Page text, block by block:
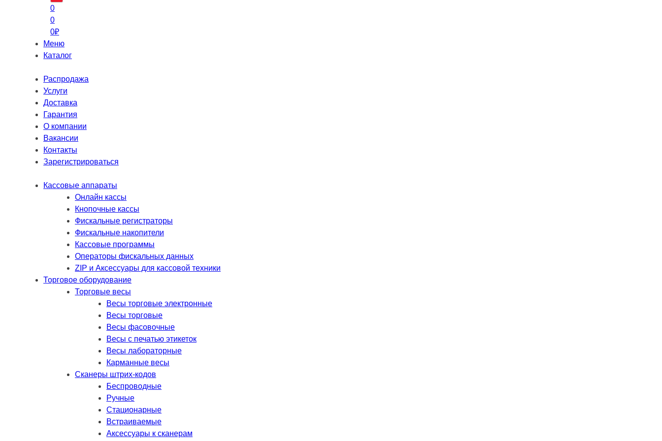
0
0
0₽
Меню
Каталог
Распродажа
Услуги
Доставка
Гарантия
О компании
Вакансии
Контакты
Зарегистрироваться
Кассовые аппараты
Онлайн кассы
Кнопочные кассы
Фискальные регистраторы
Фискальные накопители
Кассовые программы
Операторы фискальных данных
ZIP и Аксессуары для кассовой техники
Торговое оборудование
Торговые весы
Весы торговые электронные
Весы торговые
Весы фасовочные
Весы с печатью этикеток
Весы лабораторные
Карманные весы
Сканеры штрих-кодов
Беспроводные
Ручные
Стационарные
Встраиваемые
Аксессуары к сканерам